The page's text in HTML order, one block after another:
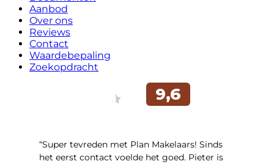
Aanbod
Over ons
Reviews
Contact
Waardebepaling
Zoekopdracht
“Super tevreden met Plan Makelaars! Sinds
het eerst contact voelde het goed. Pieter is